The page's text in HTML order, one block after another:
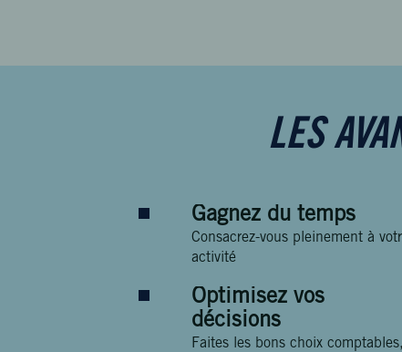
LES
Gagnez du temps
Consacrez-vous pleinement à
activité
Optimisez vos
décisions
Faites les bons choix comptables,